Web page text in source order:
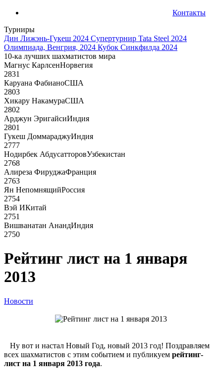
Контакты
Турниры
Дин Лижэнь-Гукеш 2024 Супертурнир Tata Steel 2024
Олимпиада, Венгрия, 2024 Кубок Синкфилда 2024
10-ка лучших шахматистов мира
Магнус КарлсенНорвегия
2831
Каруана ФабианоСША
2803
Хикару НакамураСША
2802
Арджун ЭригайсиИндия
2801
Гукеш ДоммараджуИндия
2777
Нодирбек АбдусатторовУзбекистан
2768
Алиреза ФируджаФранция
2763
Ян НепомнящийРоссия
2754
Вэй ИКитай
2751
Вишванатан АнандИндия
2750
Рейтинг лист на 1 января
2013
Новости
Ну вот и настал Новый Год, новый 2013 год! Поздравляем
всех шахматистов с этим событием и публикуем рейтинг-
лист на 1 января 2013 года.